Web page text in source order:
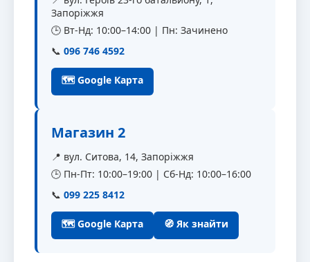
Запоріжжя
🕒 Вт-Нд: 10:00–14:00 | Пн: Зачинено
📞 096 746 4592
🗺 Google Карта
Магазин 2
📍 вул. Ситова, 14, Запоріжжя
🕒 Пн-Пт: 10:00–19:00 | Сб-Нд: 10:00–16:00
📞 099 225 8412
🗺 Google Карта 🧭 Як знайти